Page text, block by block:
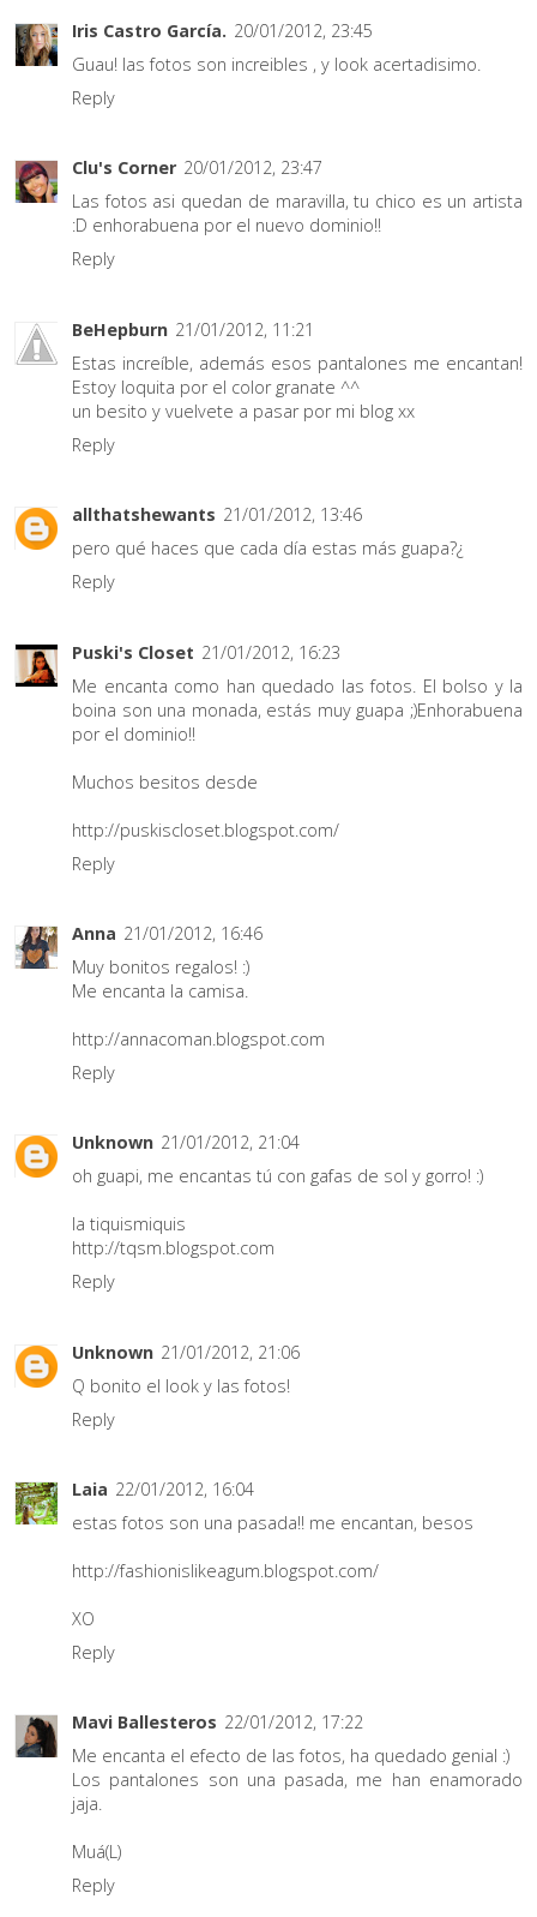
Iris Castro García. 20/01/2012, 23:45
Guau! las fotos son increibles , y look acertadisimo.
Reply
Clu's Corner 20/01/2012, 23:47
Las fotos asi quedan de maravilla, tu chico es un artista
:D enhorabuena por el nuevo dominio!!
Reply
BeHepburn 21/01/2012, 11:21
Estas increíble, además esos pantalones me encantan!
Estoy loquita por el color granate ^^
un besito y vuelvete a pasar por mi blog xx
Reply
allthatshewants 21/01/2012, 13:46
pero qué haces que cada día estas más guapa?¿
Reply
Puski's Closet 21/01/2012, 16:23
Me encanta como han quedado las fotos. El bolso y la
boina son una monada, estás muy guapa ;)Enhorabuena
por el dominio!!
Muchos besitos desde
http://puskiscloset.blogspot.com/
Reply
Anna 21/01/2012, 16:46
Muy bonitos regalos! :)
Me encanta la camisa.
http://annacoman.blogspot.com
Reply
Unknown 21/01/2012, 21:04
oh guapi, me encantas tú con gafas de sol y gorro! :)
la tiquismiquis
http://tqsm.blogspot.com
Reply
Unknown 21/01/2012, 21:06
Q bonito el look y las fotos!
Reply
Laia 22/01/2012, 16:04
estas fotos son una pasada!! me encantan, besos
http://fashionislikeagum.blogspot.com/
XO
Reply
Mavi Ballesteros 22/01/2012, 17:22
Me encanta el efecto de las fotos, ha quedado genial :)
Los pantalones son una pasada, me han enamorado
jaja.
Muá(L)
Reply